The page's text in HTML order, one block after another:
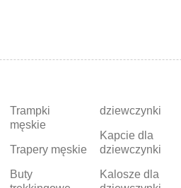
Trampki
męskie
Trapery męskie
Buty
dziewczynki
Kapcie dla
dziewczynki
Kalosze dla